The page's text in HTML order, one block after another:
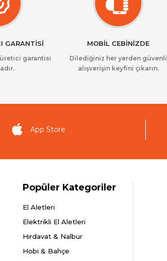
GARANTİSİ
garantisi
MOBİL CEBİNİZDE
Dilediğiniz her yerden güvenli
alışverişin keyfini çıkarın.
App Store
Popüler Kategoriler
El Aletleri
Elektrikli El Aletleri
Hırdavat & Nalbur
Hobi & Bahçe